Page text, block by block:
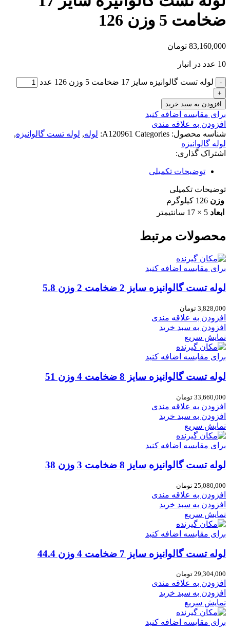
ضخامت 5 وزن 126
83,160,000 تومان
10 عدد در انبار
لوله تست گالوانیزه سایز 17 ضخامت 5 وزن 126 عدد
افزودن به سبد خرید
برای مقایسه اضافه کنید
افزودن به علاقه مندی
شناسه محصول:
A120961 Categories: لوله, لوله تست گالوانیزه,
لوله گالوانیزه
اشتراک گذاری:
توضیحات تکمیلی
توضیحات تکمیلی
وزن 126 کیلوگرم
ابعاد 5 × 17 سانتیمتر
محصولات مرتبط
برای مقایسه اضافه کنید
لوله تست گالوانیزه سایز 2 ضخامت 2 وزن 5.8
3,828,000 تومان
افزودن به علاقه مندی
افزودن به سبد خرید
نمایش سریع
برای مقایسه اضافه کنید
لوله تست گالوانیزه سایز 8 ضخامت 4 وزن 51
33,660,000 تومان
افزودن به علاقه مندی
افزودن به سبد خرید
نمایش سریع
برای مقایسه اضافه کنید
لوله تست گالوانیزه سایز 8 ضخامت 3 وزن 38
25,080,000 تومان
افزودن به علاقه مندی
افزودن به سبد خرید
نمایش سریع
برای مقایسه اضافه کنید
لوله تست گالوانیزه سایز 7 ضخامت 4 وزن 44.4
29,304,000 تومان
افزودن به علاقه مندی
افزودن به سبد خرید
نمایش سریع
برای مقایسه اضافه کنید